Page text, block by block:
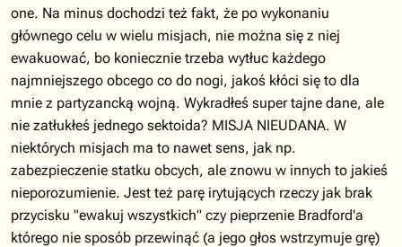
one. Na minus dochodzi też fakt, że po wykonaniu
głównego celu w wielu misjach, nie można się z niej
ewakuować, bo koniecznie trzeba wytłuc każdego
najmniejszego obcego co do nogi, jakoś kłóci się to dla
mnie z partyzancką wojną. Wykradłeś super tajne dane, ale
nie zatłukłeś jednego sektoida? MISJA NIEUDANA. W
niektórych misjach ma to nawet sens, jak np.
zabezpieczenie statku obcych, ale znowu w innych to jakieś
nieporozumienie. Jest też parę irytujących rzeczy jak brak
przycisku "ewakuj wszystkich" czy pieprzenie Bradford'a
którego nie sposób przewinąć (a jego głos wstrzymuje grę)